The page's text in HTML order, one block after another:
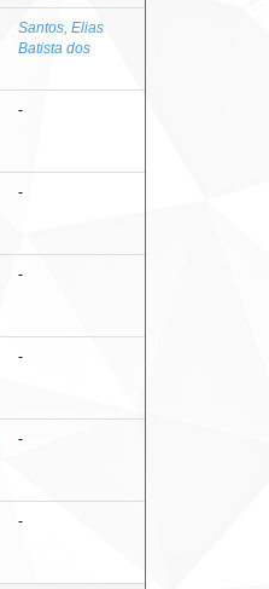
Santos, Elias
Batista dos
-
-
-
-
-
-